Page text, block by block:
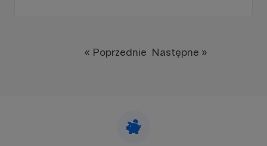
« Poprzednie Następne »